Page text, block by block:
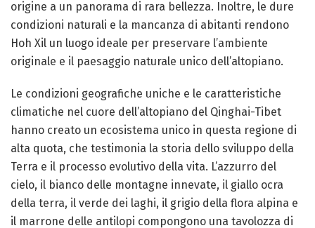
origine a un panorama di rara bellezza. Inoltre, le dure
condizioni naturali e la mancanza di abitanti rendono
Hoh Xil un luogo ideale per preservare l’ambiente
originale e il paesaggio naturale unico dell’altopiano.
Le condizioni geografiche uniche e le caratteristiche
climatiche nel cuore dell’altopiano del Qinghai-Tibet
hanno creato un ecosistema unico in questa regione di
alta quota, che testimonia la storia dello sviluppo della
Terra e il processo evolutivo della vita. L’azzurro del
cielo, il bianco delle montagne innevate, il giallo ocra
della terra, il verde dei laghi, il grigio della flora alpina e
il marrone delle antilopi compongono una tavolozza di